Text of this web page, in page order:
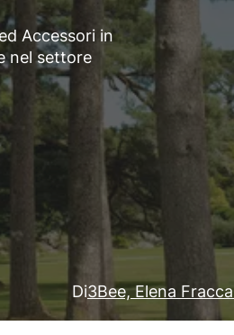
Accessori in
nel settore
Di3Bee, Elena